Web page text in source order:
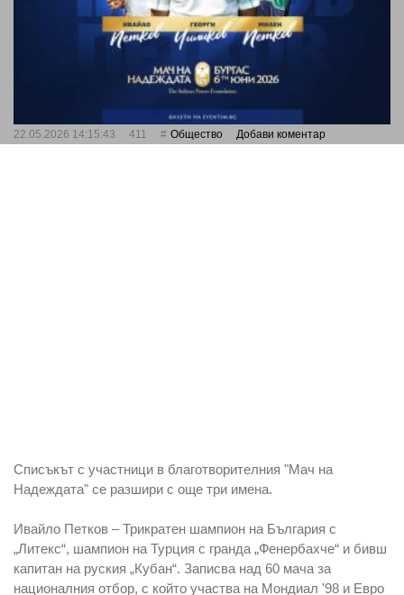
22.05.2026 14:15:43 411 Общество Добави коментар
Списъкът с участници в благотворителния "Мач на
Надеждата" се разшири с още три имена.
Ивайло Петков – Трикратен шампион на България с
„Литекс“, шампион на Турция с гранда „Фенербахче“ и бивш
капитан на руския „Кубан“. Записва над 60 мача за
националния отбор, с който участва на Мондиал '98 и Евро